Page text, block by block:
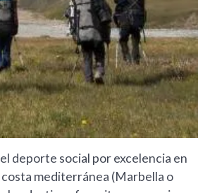
deporte social por excelencia en
costa mediterránea (Marbella o